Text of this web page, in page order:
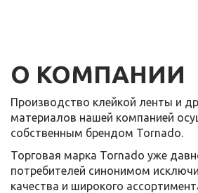
О КОМПАНИИ
Производство клейкой ленты и
материалов нашей компанией
собственным брендом Tornado.
Торговая марка Tornado уже
потребителей синонимом
качества и широкого